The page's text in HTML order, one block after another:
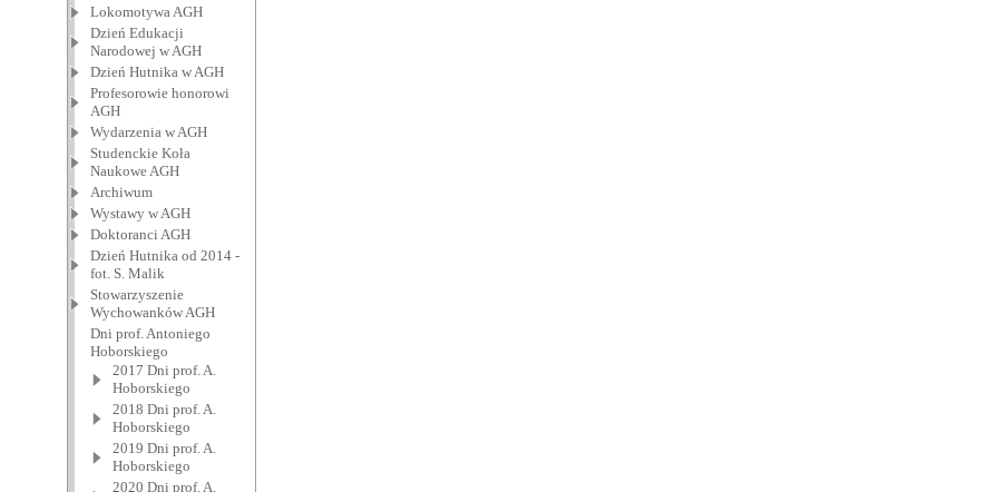
Lokomotywa AGH
Dzień Edukacji
Narodowej w AGH
Dzień Hutnika w AGH
Profesorowie honorowi
AGH
Wydarzenia w AGH
Studenckie Koła
Naukowe AGH
Archiwum
Wystawy w AGH
Doktoranci AGH
Dzień Hutnika od 2014 -
fot. S. Malik
Stowarzyszenie
Wychowanków AGH
Dni prof. Antoniego
Hoborskiego
2017 Dni prof. A.
Hoborskiego
2018 Dni prof. A.
Hoborskiego
2019 Dni prof. A.
Hoborskiego
2020 Dni prof. A.